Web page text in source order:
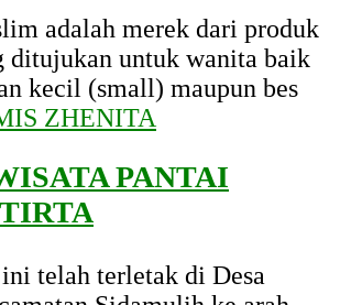
adalah merek dari produk
ditujukan untuk wanita baik
kecil (small) maupun bes
ZHENITA
PANTAI
telah terletak di Desa